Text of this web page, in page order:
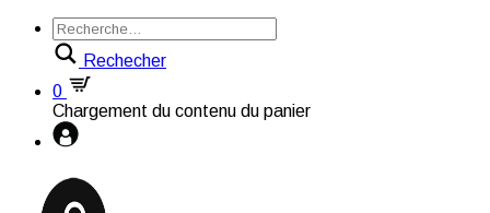
Rechecher
0
Chargement du contenu du panier